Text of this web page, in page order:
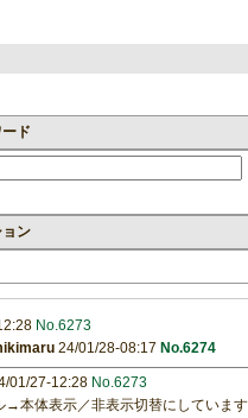
ド
ン
No.6273
24/01/28-08:17 No.6274
01/27-12:28 No.6273
→本体表示／非表示切替にしています